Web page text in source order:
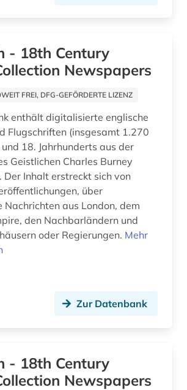
asiatische studien (1)
asienforschung (4)
audio recordings (1)
audiodatei (2)
- 18th Century
Newspapers
FREI, DFG-GEFÖRDERTE LIZENZ
enthält digitalisierte englische
Flugschriften (insgesamt 1.270
18. Jahrhunderts aus der
Geistlichen Charles Burney
Inhalt erstreckt sich von
über
aus London, dem
den Nachbarländern und
oder Regierungen. Mehr
Zur Datenbank
- 18th Century
Newspapers